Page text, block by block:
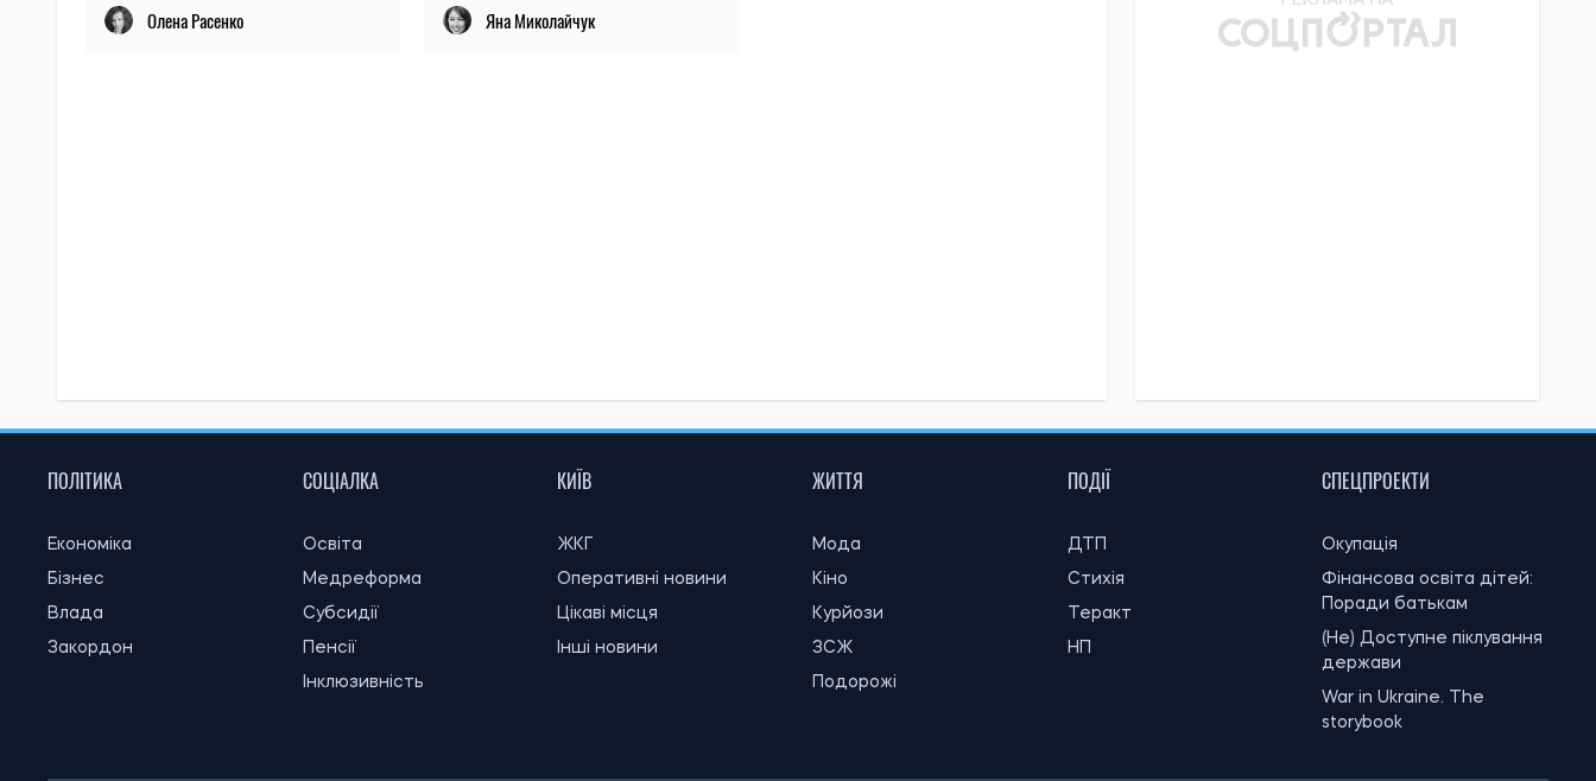
Олена Расенко Яна Миколайчук
ПОЛІТИКА
Економіка
Бізнес
Влада
Закордон
СОЦІАЛКА
Освіта
Медреформа
Субсидії
Пенсії
Інклюзивність
КИЇВ
ЖКГ
Оперативні новини
Цікаві місця
Інші новини
ЖИТТЯ
Мода
Кіно
Курйози
ЗСЖ
Подорожі
ПОДІЇ
ДТП
Стихія
Теракт
НП
СПЕЦПРОЕКТИ
Окупація
Фінансова освіта дітей:
Поради батькам
(Не) Доступне піклування
держави
War in Ukraine. The
storybook